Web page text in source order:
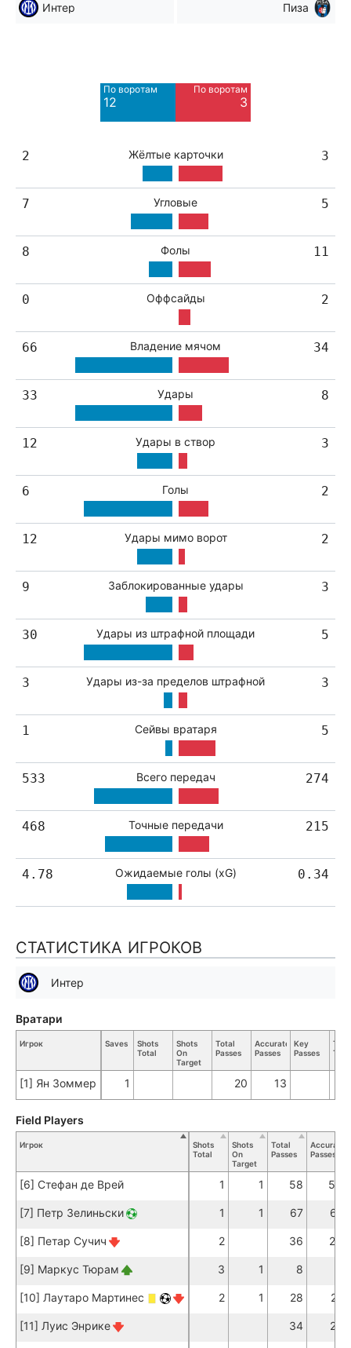
Интер Пиза
По воротам
12
По воротам
3
2 Жёлтые карточки 3
7 Угловые 5
8 Фолы 11
0 Оффсайды 2
66 Владение мячом 34
33 Удары 8
12 Удары в створ 3
6 Голы 2
12 Удары мимо ворот 2
9 Заблокированные удары 3
30 Удары из штрафной площади 5
3 Удары из-за пределов штрафной 3
1 Сейвы вратаря 5
533 Всего передач 274
468 Точные передачи 215
4.78 Ожидаемые голы (xG) 0.34
СТАТИСТИКА ИГРОКОВ
Интер
Игрок Saves
Shots
Total
Shots
On
Target
Total
Passes
Accurate
Passes
Key
Passes
[1] Ян Зоммер 1 20 13
Вратари
Игрок
Shots
Total
Shots
On
Target
Total
Passes
Accurate
Passes
[6] Стефан де Врей 1 1 58 56
[7] Петр Зелиньски 1 1 67 61
[8] Петар Сучич 2 36 29
[9] Маркус Тюрам 3 1 8
[10] Лаутаро Мартинес 2 1 28 21
[11] Луис Энрике 34 27
Field Players